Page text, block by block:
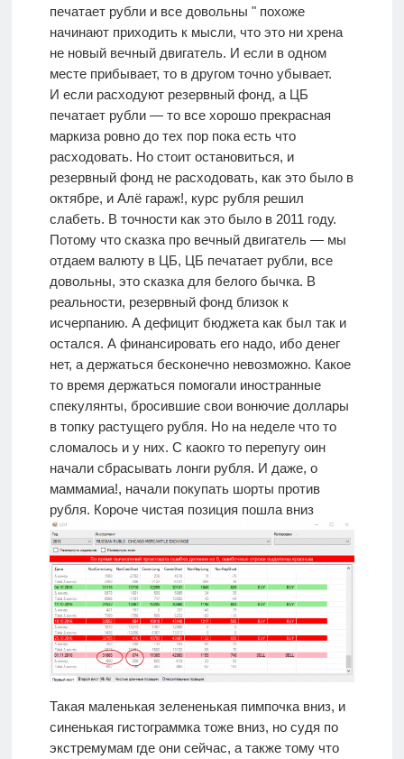
печатает рубли и все довольны " похоже
начинают приходить к мысли, что это ни хрена
не новый вечный двигатель. И если в одном
месте прибывает, то в другом точно убывает.
И если расходуют резервный фонд, а ЦБ
печатает рубли — то все хорошо прекрасная
маркиза ровно до тех пор пока есть что
расходовать. Но стоит остановиться, и
резервный фонд не расходовать, как это было в
октябре, и Алё гараж!, курс рубля решил
слабеть. В точности как это было в 2011 году.
Потому что сказка про вечный двигатель — мы
отдаем валюту в ЦБ, ЦБ печатает рубли, все
довольны, это сказка для белого бычка. В
реальности, резервный фонд близок к
исчерпанию. А дефицит бюджета как был так и
остался. А финансировать его надо, ибо денег
нет, а держаться бесконечно невозможно. Какое
то время держаться помогали иностранные
спекулянты, бросившие свои вонючие доллары
в топку растущего рубля. Но на неделе что то
сломалось и у них. С каокго то перепугу оин
начали сбрасывать лонги рубля. И даже, о
маммамиа!, начали покупать шорты против
рубля. Короче чистая позиция пошла вниз
Такая маленькая зелененькая пимпочка вниз, и
синенькая гистограммка тоже вниз, но судя по
экстремумам где они сейчас, а также тому что